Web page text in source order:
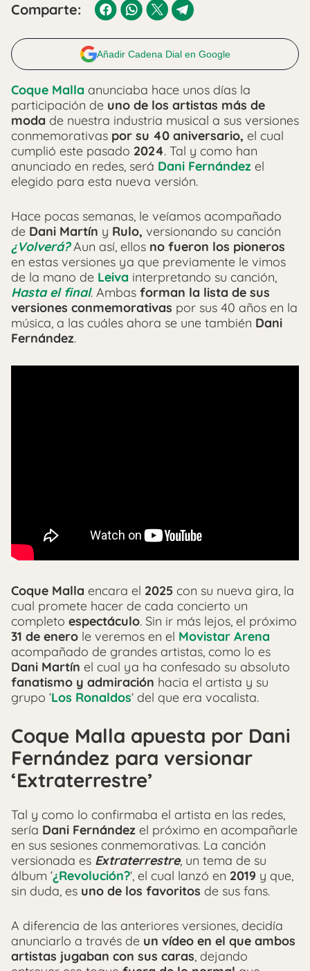
Comparte:
Añadir Cadena Dial en Google
Coque Malla anunciaba hace unos días la
participación de uno de los artistas más de
moda de nuestra industria musical a sus versiones
conmemorativas por su 40 aniversario, el cual
cumplió este pasado 2024. Tal y como han
anunciado en redes, será Dani Fernández el
elegido para esta nueva versión.
Hace pocas semanas, le veíamos acompañado
de Dani Martín y Rulo, versionando su canción
¿Volverá?Aun así, ellos no fueron los pioneros
en estas versiones ya que previamente le vimos
de la mano de Leiva interpretando su canción,
Hasta el final. Ambas forman la lista de sus
versiones conmemorativas por sus 40 años en la
música, a las cuáles ahora se une también Dani
Fernández.
Coque Malla encara el 2025 con su nueva gira, la
cual promete hacer de cada concierto un
completo espectáculo. Sin ir más lejos, el próximo
31 de enero le veremos en el Movistar Arena
acompañado de grandes artistas, como lo es
Dani Martín el cual ya ha confesado su absoluto
fanatismo y admiración hacia el artista y su
grupo ‘Los Ronaldos‘ del que era vocalista.
Coque Malla apuesta por Dani
Fernández para versionar
‘Extraterrestre’
Tal y como lo confirmaba el artista en las redes,
sería Dani Fernández el próximo en acompañarle
en sus sesiones conmemorativas. La canción
versionada es Extraterrestre, un tema de su
álbum ‘¿Revolución?‘, el cual lanzó en 2019 y que,
sin duda, es uno de los favoritos de sus fans.
A diferencia de las anteriores versiones, decidía
anunciarlo a través de un vídeo en el que ambos
artistas jugaban con sus caras, dejando